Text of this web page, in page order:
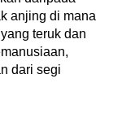
anjing di mana
teruk dan
dari segi